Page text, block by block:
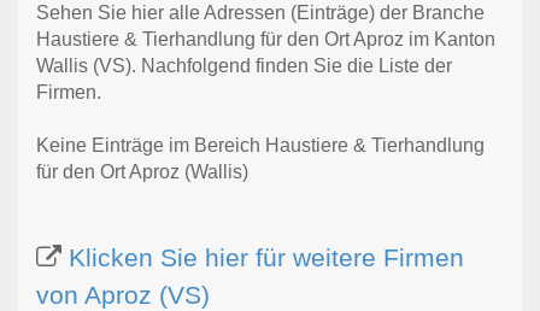
Sehen Sie hier alle Adressen (Einträge) der Branche
Haustiere & Tierhandlung für den Ort Aproz im Kanton
Wallis (VS). Nachfolgend finden Sie die Liste der
Firmen.
Keine Einträge im Bereich Haustiere & Tierhandlung
für den Ort Aproz (Wallis)
Klicken Sie hier für weitere Firmen
von Aproz (VS)